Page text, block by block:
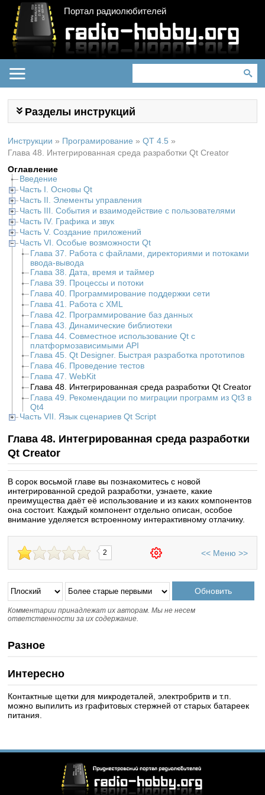
Портал радиолюбителей
Разделы инструкций
Инструкции » Програмирование » QT 4.5 »
Глава 48. Интегрированная среда разработки Qt Creator
Оглавление
Введение
Часть I. Основы Qt
Часть II. Элементы управления
Часть III. События и взаимодействие с пользователями
Часть IV. Графика и звук
Часть V. Создание приложений
Часть VI. Особые возможности Qt
Глава 37. Работа с файлами, директориями и потоками
ввода-вывода
Глава 38. Дата, время и таймер
Глава 39. Процессы и потоки
Глава 40. Программирование поддержки сети
Глава 41. Работа с XML
Глава 42. Программирование баз данных
Глава 43. Динамические библиотеки
Глава 44. Совместное использование Qt с
платформозависимыми API
Глава 45. Qt Designer. Быстрая разработка прототипов
Глава 46. Проведение тестов
Глава 47. WebKit
Глава 48. Интегрированная среда разработки Qt Creator
Глава 49. Рекомендации по миграции программ из Qt3 в
Qt4
Часть VII. Язык сценариев Qt Script
Глава 48. Интегрированная среда разработки
Qt Creator
В сорок восьмой главе вы познакомитесь с новой
интегрированной средой разработки, узнаете, какие
преимущества даёт её использование и из каких компонентов
она состоит. Каждый компонент отдельно описан, особое
внимание уделяется встроенному интерактивному отлачику.
2 << Меню >>
Комментарии принадлежат их авторам. Мы не несем
ответственности за их содержание.
Разное
Интересно
Контактные щетки для микродеталей, электробритв и т.п.
можно выпилить из графитовых стержней от старых батареек
питания.